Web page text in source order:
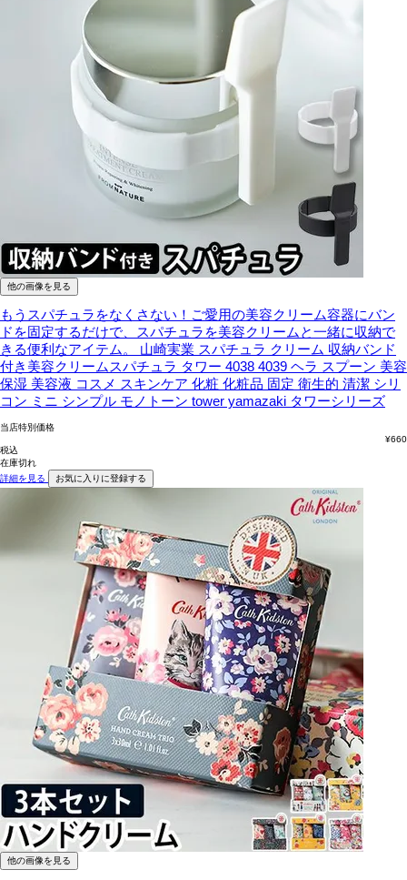
他の画像を見る
もうスパチュラをなくさない！ご愛用の美容クリーム容器にバン
ドを固定するだけで、スパチュラを美容クリームと一緒に収納で
きる便利なアイテム。
山崎実業 スパチュラ クリーム 収納バンド
付き美容クリームスパチュラ タワー 4038 4039 ヘラ スプーン 美容
保湿 美容液 コスメ スキンケア 化粧 化粧品 固定 衛生的 清潔 シリ
コン ミニ シンプル モノトーン tower yamazaki タワーシリーズ
当店特別価格
¥660
税込
在庫切れ
詳細を見る
お気に入りに登録する
他の画像を見る